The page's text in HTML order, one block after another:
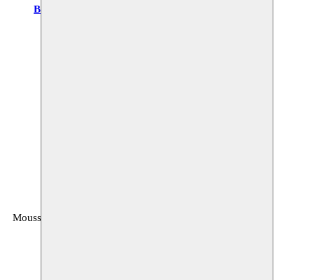
Badi Rezzak
Moussem